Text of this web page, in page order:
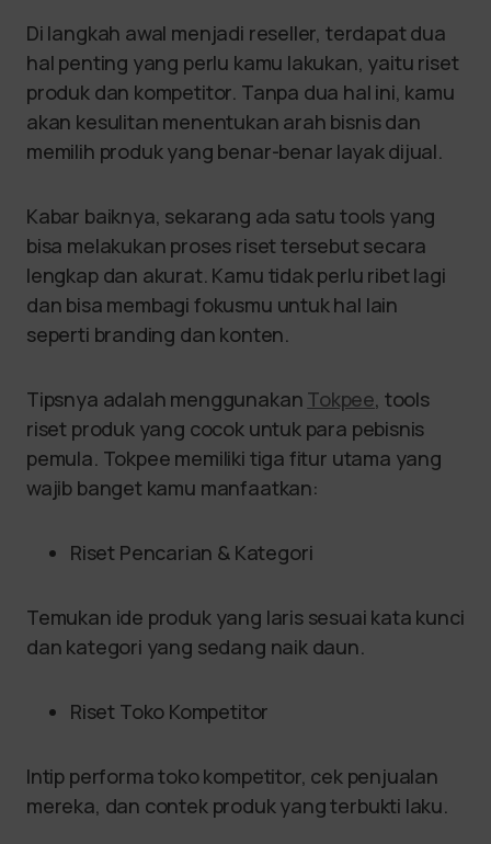
Di langkah awal menjadi reseller, terdapat dua
hal penting yang perlu kamu lakukan, yaitu riset
produk dan kompetitor. Tanpa dua hal ini, kamu
akan kesulitan menentukan arah bisnis dan
memilih produk yang benar-benar layak dijual.
Kabar baiknya, sekarang ada satu tools yang
bisa melakukan proses riset tersebut secara
lengkap dan akurat. Kamu tidak perlu ribet lagi
dan bisa membagi fokusmu untuk hal lain
seperti branding dan konten.
Tipsnya adalah menggunakan Tokpee, tools
riset produk yang cocok untuk para pebisnis
pemula. Tokpee memiliki tiga fitur utama yang
wajib banget kamu manfaatkan:
Riset Pencarian & Kategori
Temukan ide produk yang laris sesuai kata kunci
dan kategori yang sedang naik daun.
Riset Toko Kompetitor
Intip performa toko kompetitor, cek penjualan
mereka, dan contek produk yang terbukti laku.